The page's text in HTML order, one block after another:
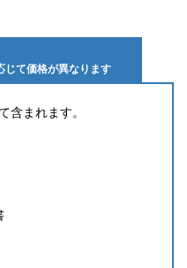
じて価格が異なります
含まれます。